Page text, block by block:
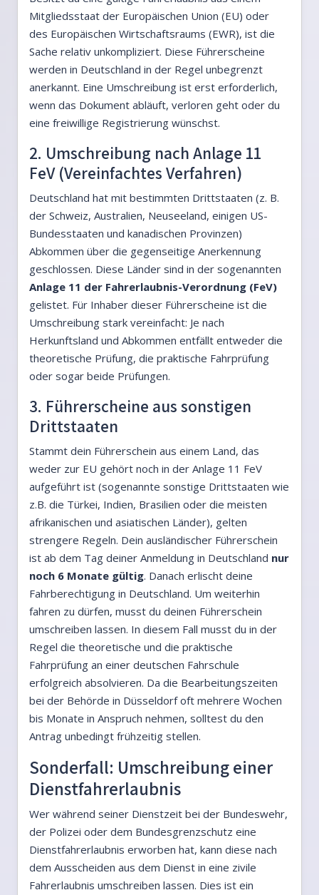
Mitgliedsstaat der Europäischen Union (EU) oder
des Europäischen Wirtschaftsraums (EWR), ist die
Sache relativ unkompliziert. Diese Führerscheine
werden in Deutschland in der Regel unbegrenzt
anerkannt. Eine Umschreibung ist erst erforderlich,
wenn das Dokument abläuft, verloren geht oder du
eine freiwillige Registrierung wünschst.
2. Umschreibung nach Anlage 11
FeV (Vereinfachtes Verfahren)
Deutschland hat mit bestimmten Drittstaaten (z. B.
der Schweiz, Australien, Neuseeland, einigen US-
Bundesstaaten und kanadischen Provinzen)
Abkommen über die gegenseitige Anerkennung
geschlossen. Diese Länder sind in der sogenannten
Anlage 11 der Fahrerlaubnis-Verordnung (FeV)
gelistet. Für Inhaber dieser Führerscheine ist die
Umschreibung stark vereinfacht: Je nach
Herkunftsland und Abkommen entfällt entweder die
theoretische Prüfung, die praktische Fahrprüfung
oder sogar beide Prüfungen.
3. Führerscheine aus sonstigen
Drittstaaten
Stammt dein Führerschein aus einem Land, das
weder zur EU gehört noch in der Anlage 11 FeV
aufgeführt ist (sogenannte sonstige Drittstaaten wie
z.B. die Türkei, Indien, Brasilien oder die meisten
afrikanischen und asiatischen Länder), gelten
strengere Regeln. Dein ausländischer Führerschein
ist ab dem Tag deiner Anmeldung in Deutschland nur
noch 6 Monate gültig. Danach erlischt deine
Fahrberechtigung in Deutschland. Um weiterhin
fahren zu dürfen, musst du deinen Führerschein
umschreiben lassen. In diesem Fall musst du in der
Regel die theoretische und die praktische
Fahrprüfung an einer deutschen Fahrschule
erfolgreich absolvieren. Da die Bearbeitungszeiten
bei der Behörde in Düsseldorf oft mehrere Wochen
bis Monate in Anspruch nehmen, solltest du den
Antrag unbedingt frühzeitig stellen.
Sonderfall: Umschreibung einer
Dienstfahrerlaubnis
Wer während seiner Dienstzeit bei der Bundeswehr,
der Polizei oder dem Bundesgrenzschutz eine
Dienstfahrerlaubnis erworben hat, kann diese nach
dem Ausscheiden aus dem Dienst in eine zivile
Fahrerlaubnis umschreiben lassen. Dies ist ein